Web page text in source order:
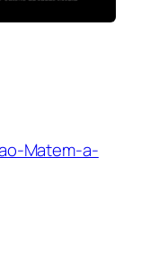
Matem-a-